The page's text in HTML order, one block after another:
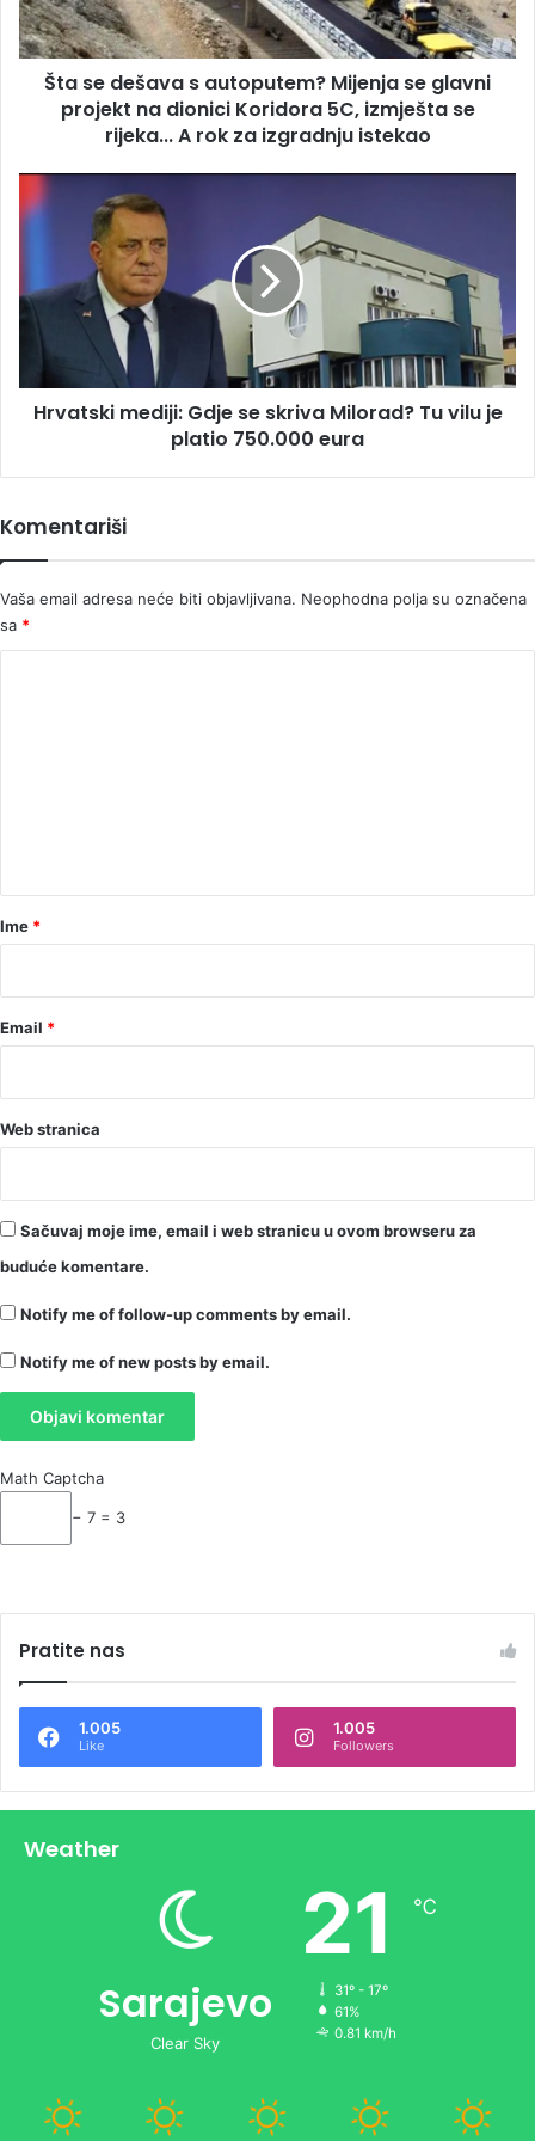
se
glavni
projekt
dionici
izmješta
se
za
izgradnju
istekao
Šta se dešava s autoputem? Mijenja se glavni
projekt na dionici Koridora 5C, izmješta se
rijeka... A rok za izgradnju istekao
mediji:
skriva
Milorad?
je
platio
Hrvatski mediji: Gdje se skriva Milorad? Tu vilu je
platio 750.000 eura
Komentariši
Vaša email adresa neće biti objavljivana. Neophodna polja su označena
sa *
rIme *
Email *
Web stranica
Sačuvaj moje ime, email i web stranicu u ovom browseru za
buduće komentare.
Notify me of follow-up comments by email.
Notify me of new posts by email.
Math Captcha
− 7 = 3
Pratite nas
1.005
Like
1.005
Followers
Weather
Sarajevo
Clear Sky
21 ℃
31º - 17º
61%
0.81 km/h